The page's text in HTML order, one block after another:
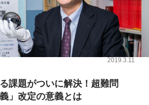
2019.3.11
課題がついに解決！超難問
」改定の意義とは